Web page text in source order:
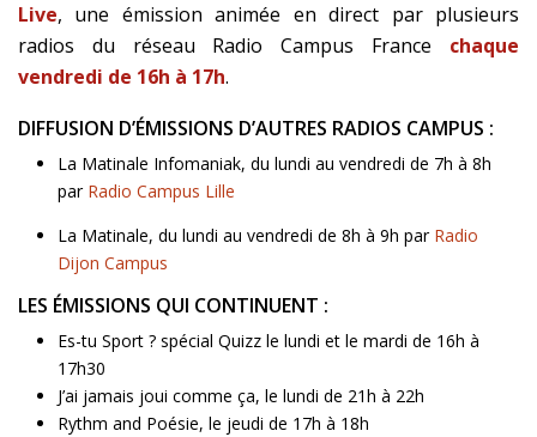
Live, une émission animée en direct par plusieurs
radios du réseau Radio Campus France chaque
vendredi de 16h à 17h.
DIFFUSION D’ÉMISSIONS D’AUTRES RADIOS CAMPUS :
La Matinale Infomaniak, du lundi au vendredi de 7h à 8h
par Radio Campus Lille
La Matinale, du lundi au vendredi de 8h à 9h par Radio
Dijon Campus
LES ÉMISSIONS QUI CONTINUENT :
Es-tu Sport ? spécial Quizz le lundi et le mardi de 16h à
17h30
J’ai jamais joui comme ça, le lundi de 21h à 22h
Rythm and Poésie, le jeudi de 17h à 18h